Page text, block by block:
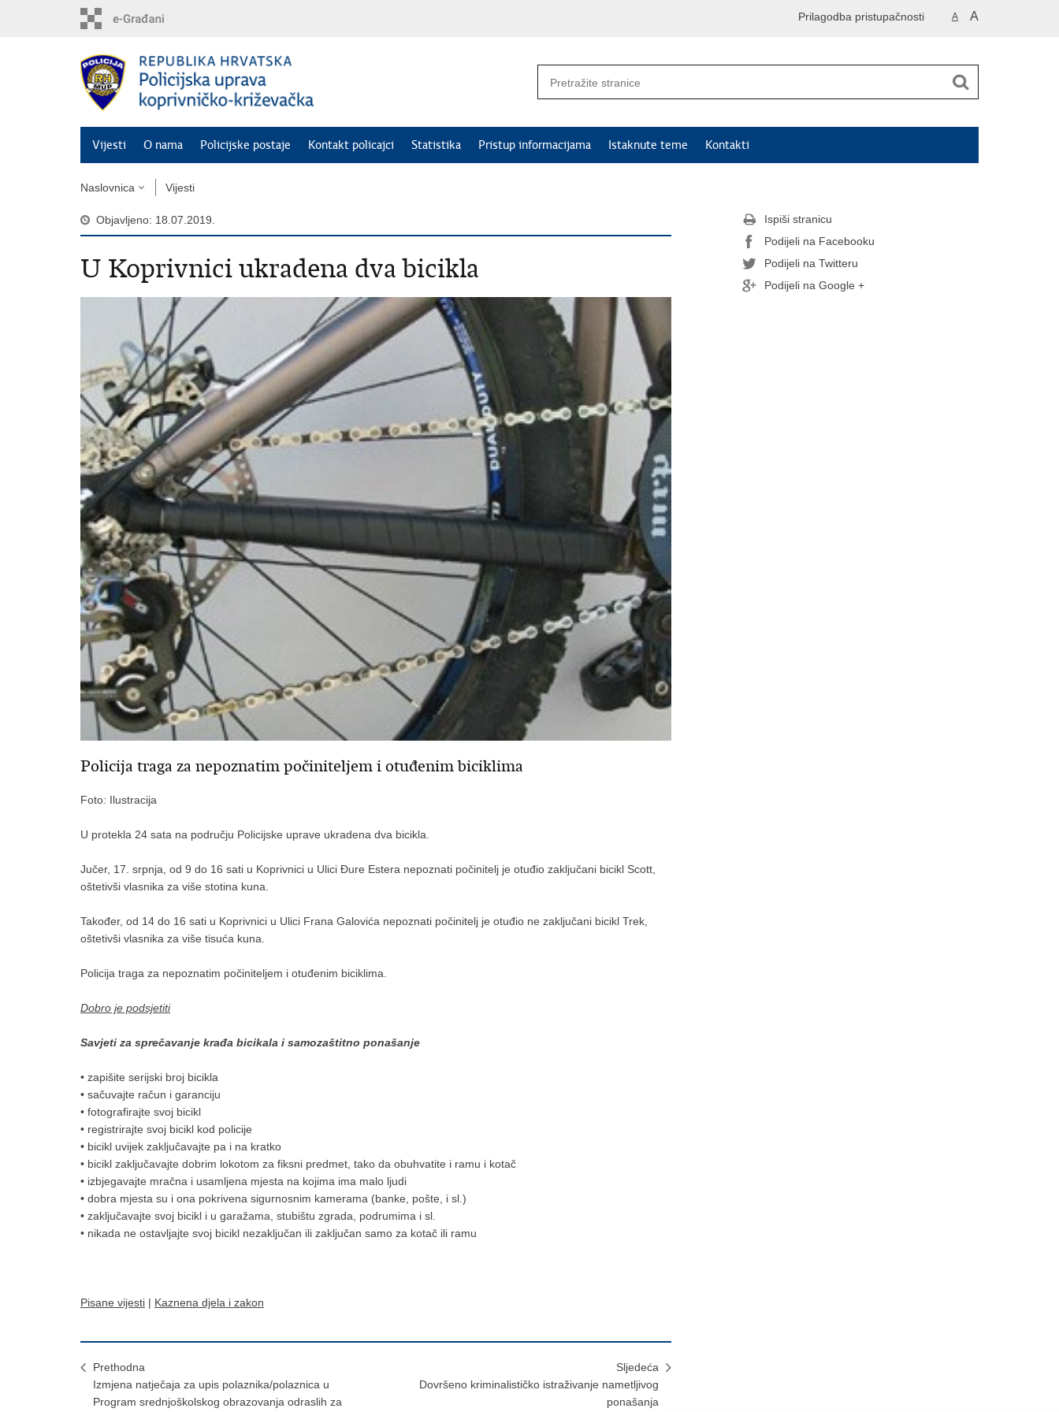
A A
Prilagodba pristupačnosti
Vijesti O nama Policijske postaje Kontakt policajci Statistika Pristup informacijama Istaknute teme Kontakti
Naslovnica Vijesti
Objavljeno: 18.07.2019.
U Koprivnici ukradena dva bicikla
Policija traga za nepoznatim počiniteljem i otuđenim biciklima
Foto: Ilustracija
U protekla 24 sata na području Policijske uprave ukradena dva bicikla.
Jučer, 17. srpnja, od 9 do 16 sati u Koprivnici u Ulici Đure Estera nepoznati počinitelj je otuđio zaključani bicikl Scott,
oštetivši vlasnika za više stotina kuna.
Također, od 14 do 16 sati u Koprivnici u Ulici Frana Galovića nepoznati počinitelj je otuđio ne zaključani bicikl Trek,
oštetivši vlasnika za više tisuća kuna.
Policija traga za nepoznatim počiniteljem i otuđenim biciklima.
Dobro je podsjetiti
Savjeti za sprečavanje krađa bicikala i samozaštitno ponašanje
• zapišite serijski broj bicikla
• sačuvajte račun i garanciju
• fotografirajte svoj bicikl
• registrirajte svoj bicikl kod policije
• bicikl uvijek zaključavajte pa i na kratko
• bicikl zaključavajte dobrim lokotom za fiksni predmet, tako da obuhvatite i ramu i kotač
• izbjegavajte mračna i usamljena mjesta na kojima ima malo ljudi
• dobra mjesta su i ona pokrivena sigurnosnim kamerama (banke, pošte, i sl.)
• zaključavajte svoj bicikl i u garažama, stubištu zgrada, podrumima i sl.
• nikada ne ostavljajte svoj bicikl nezaključan ili zaključan samo za kotač ili ramu
Pisane vijesti | Kaznena djela i zakon
Prethodna
Izmjena natječaja za upis polaznika/polaznica u
Program srednjoškolskog obrazovanja odraslih za
Sljedeća
Dovršeno kriminalističko istraživanje nametljivog
ponašanja
Ispiši stranicu
Podijeli na Facebooku
Podijeli na Twitteru
Podijeli na Google +